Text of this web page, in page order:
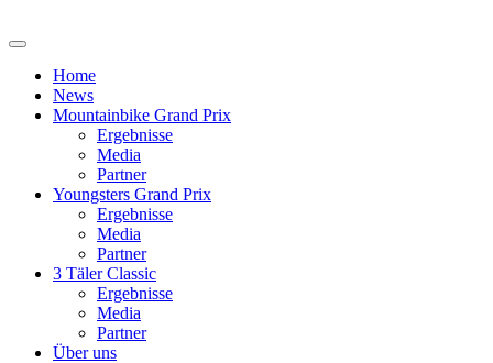
Home
News
Mountainbike Grand Prix
Ergebnisse
Media
Partner
Youngsters Grand Prix
Ergebnisse
Media
Partner
3 Täler Classic
Ergebnisse
Media
Partner
Über uns